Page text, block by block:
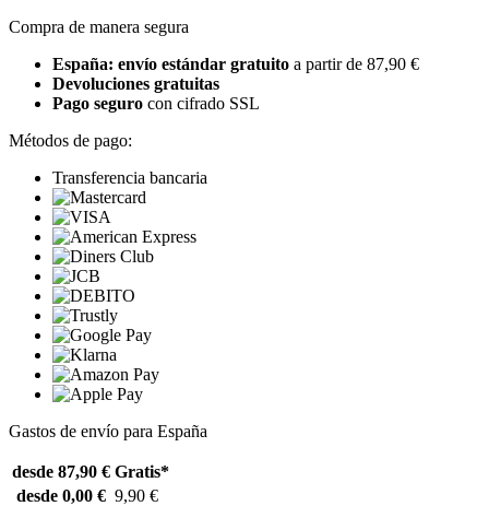
Compra de manera segura
España: envío estándar gratuito a partir de 87,90 €
Devoluciones gratuitas
Pago seguro con cifrado SSL
Métodos de pago:
Transferencia bancaria
Gastos de envío para España
desde 87,90 € Gratis*
desde 0,00 € 9,90 €